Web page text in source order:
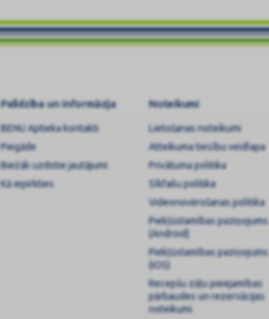
Palīdzība un informācija
BENU Aptieka kontakti
Piegāde
Biežāk uzdotie jautājumi
Kā iepirkties
Noteikumi
Lietošanas noteikumi
Atteikuma tiesību veidlapa
Privātuma politika
Sīkfailu politika
Videonovērošanas politika
Piekļūstamības paziņojums
(Android)
Piekļūstamības paziņojums
(iOS)
Recepšu zāļu pieejamības
pārbaudes un rezervācijas
noteikumi